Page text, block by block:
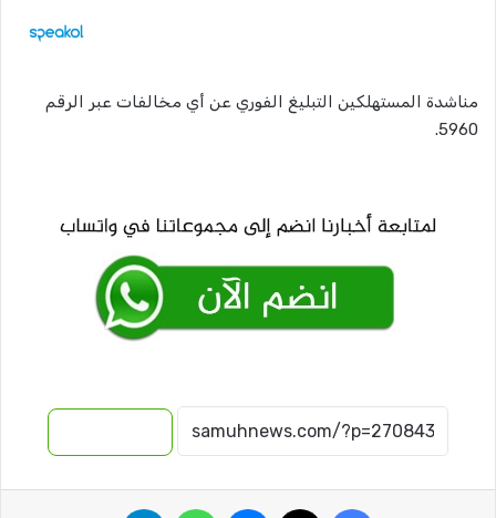
مناشدة المستهلكين التبليغ الفوري عن أي مخالفات عبر الرقم
5960.
فيسبوك ماسنجر واتساب